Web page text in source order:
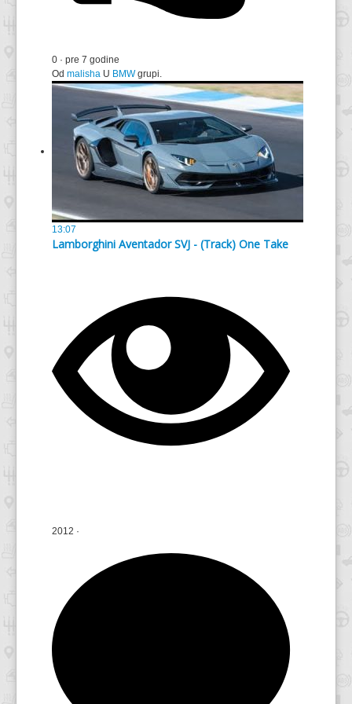
0 · pre 7 godine
Od malisha U BMWgrupi.
13:07
Lamborghini Aventador SVJ - (Track) One Take
2012 ·